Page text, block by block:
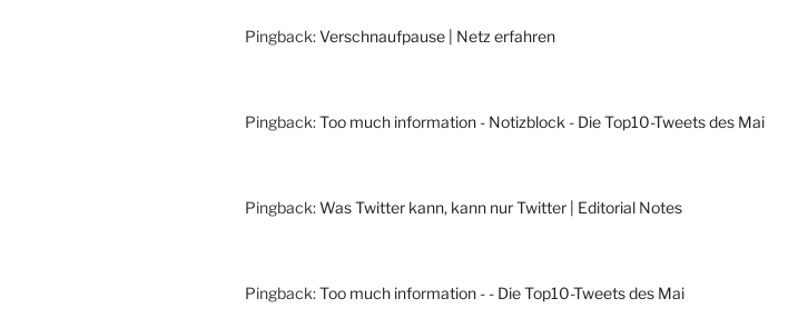
Pingback:Verschnaufpause | Netz erfahren
Pingback:Too much information - Notizblock - Die Top10-Tweets des Mai
Pingback:Was Twitter kann, kann nur Twitter | Editorial Notes
Pingback:Too much information - - Die Top10-Tweets des Mai